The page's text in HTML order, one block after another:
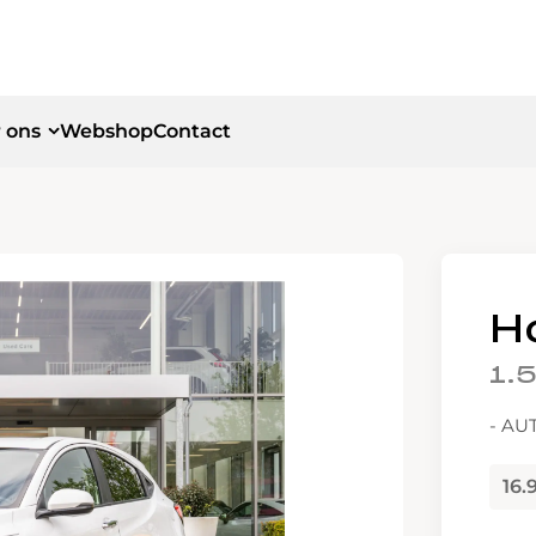
ons WebshopContact
-